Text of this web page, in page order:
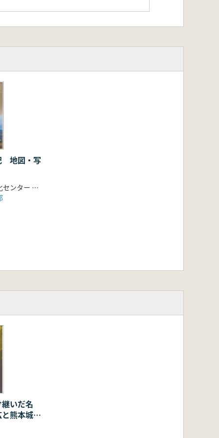
地図・写
島根県古代文化センター 編集
いだ名
と熊本城